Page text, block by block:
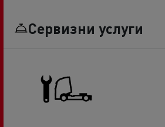
Сервизни услуги